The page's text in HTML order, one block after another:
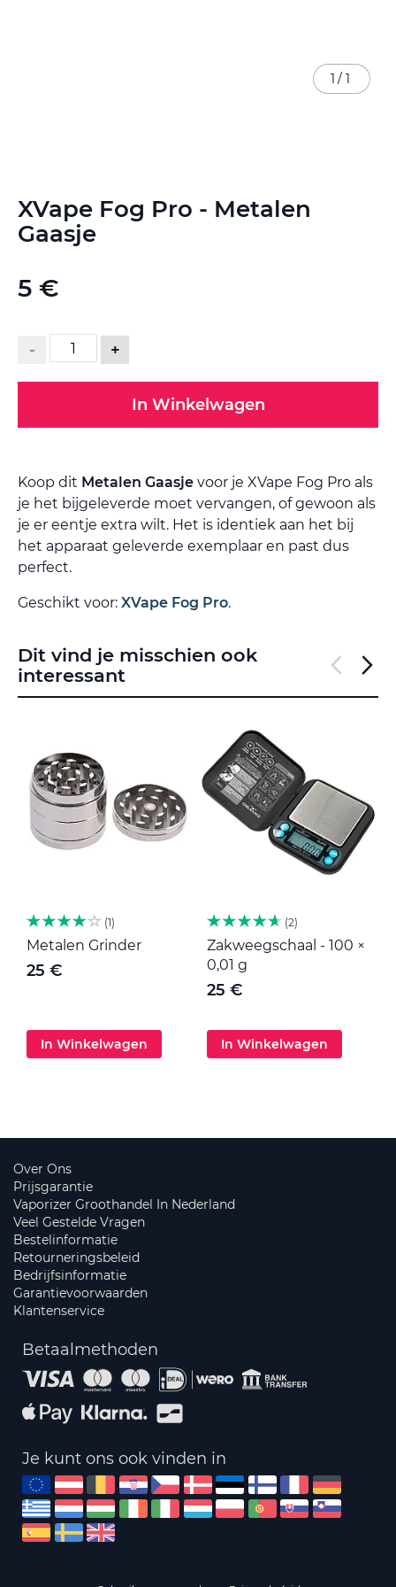
XVape Fog Pro - Metalen
Gaasje
5 €
- +
In Winkelwagen
Koop dit Metalen Gaasje voor je XVape Fog Pro als
je het bijgeleverde moet vervangen, of gewoon als
je er eentje extra wilt. Het is identiek aan het bij
het apparaat geleverde exemplaar en past dus
perfect.
Geschikt voor: XVape Fog Pro.
1 / 1
naar
het
begin
de
afbeeldingen-
Dit vind je misschien ook
interessant
1
Metalen Grinder
25 €
In Winkelwagen
2
Zakweegschaal - 100 ×
0,01 g
25 €
In Winkelwagen
Over Ons
Prijsgarantie
Vaporizer Groothandel In Nederland
Veel Gestelde Vragen
Bestelinformatie
Retourneringsbeleid
Bedrijfsinformatie
Garantievoorwaarden
Klantenservice
Betaalmethoden
Je kunt ons ook vinden in